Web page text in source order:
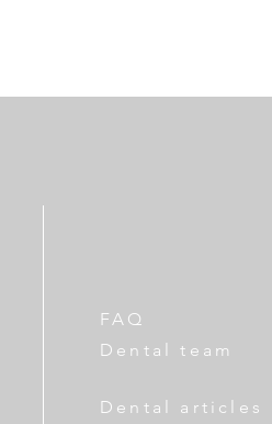
FAQ
Dental team
Dental articles